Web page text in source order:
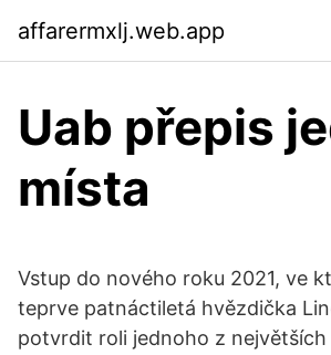
affarermxlj.web.app
Uab přepis
místa
Vstup do nového roku 2021, ve
teprve patnáctiletá hvězdička
potvrdit roli jednoho z největších